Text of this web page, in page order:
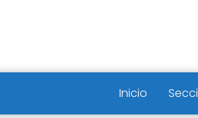
Inicio